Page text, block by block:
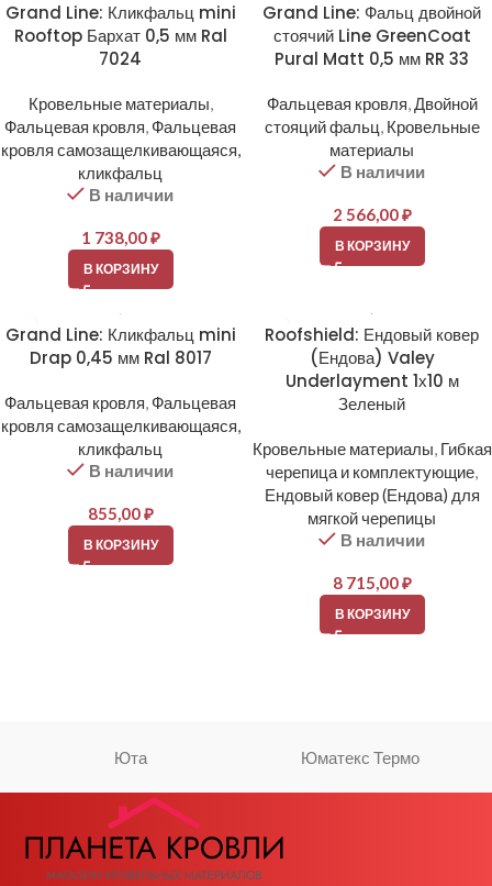
Grand Line: Кликфальц mini
Rooftop Бархат 0,5 мм Ral
7024
Кровельные материалы,
Фальцевая кровля, Фальцевая
кровля самозащелкивающаяся,
кликфальц
В наличии
1 738,00₽
В КОРЗИНУ
Grand Line: Фальц двойной
стоячий Line GreenCoat
Pural Matt 0,5 мм RR 33
Фальцевая кровля,Двойной
стояций фальц, Кровельные
материалы
В наличии
2 566,00₽
В КОРЗИНУ
Grand Line: Кликфальц mini
Drap 0,45 мм Ral 8017
Фальцевая кровля, Фальцевая
кровля самозащелкивающаяся,
кликфальц
В наличии
855,00₽
В КОРЗИНУ
Roofshield: Ендовый ковер
(Ендова) Valey
Underlayment 1х10 м
Зеленый
Кровельные материалы, Гибкая
черепица и комплектующие,
Ендовый ковер (Ендова) для
мягкой черепицы
В наличии
8 715,00₽
В КОРЗИНУ
Юта Юматекс Термо